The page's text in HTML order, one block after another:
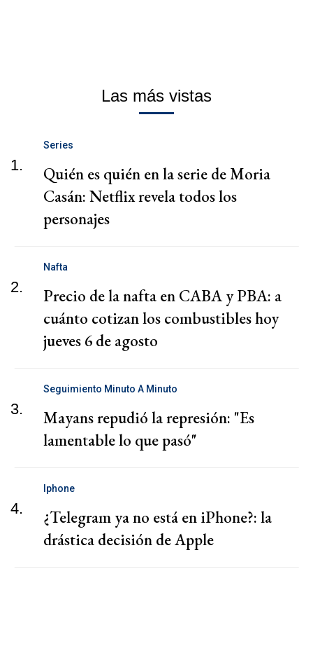
Las más vistas
1.
Series
Quién es quién en la serie de Moria
Casán: Netflix revela todos los
personajes
2.
Nafta
Precio de la nafta en CABA y PBA: a
cuánto cotizan los combustibles hoy
jueves 6 de agosto
3.
Seguimiento Minuto A Minuto
Mayans repudió la represión: "Es
lamentable lo que pasó"
4.
Iphone
¿Telegram ya no está en iPhone?: la
drástica decisión de Apple